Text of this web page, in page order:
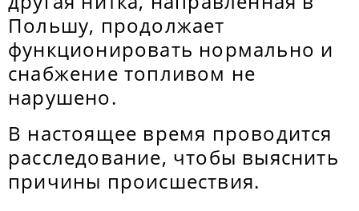
Польшу, продолжает
функционировать нормально и
снабжение топливом не
нарушено.
В настоящее время проводится
расследование, чтобы выяснить
причины происшествия.